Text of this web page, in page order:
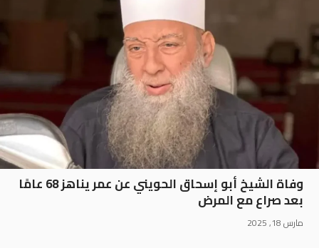
وفاة الشيخ أبو إسحاق الحويني عن عمر يناهز 68 عامًا
بعد صراع مع المرض
مارس 18, 2025